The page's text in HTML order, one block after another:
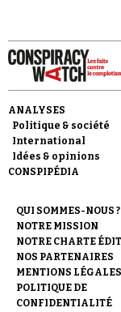
ANALYSES
Politique & société
International
Idées & opinions
CONSPIPÉDIA
QUI SOMMES-NOUS ?
NOTRE MISSION
NOTRE CHARTE
NOS PARTENAIRES
MENTIONS LÉGALES
POLITIQUE DE
CONFIDENTIALITÉ